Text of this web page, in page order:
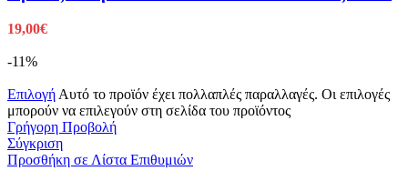
19,00€
-11%
Επιλογή Αυτό το προϊόν έχει πολλαπλές παραλλαγές. Οι επιλογές
μπορούν να επιλεγούν στη σελίδα του προϊόντος
Γρήγορη Προβολή
Σύγκριση
Προσθήκη σε Λίστα Επιθυμιών